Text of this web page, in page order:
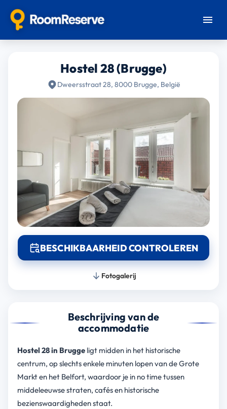
Hostel 28 (Brugge)
Dweersstraat 28, 8000 Brugge, België
BESCHIKBAARHEID CONTROLEREN
Fotogalerij
Beschrijving van de
accommodatie
Hostel 28 in Bruggeligt midden in het historische
centrum, op slechts enkele minuten lopen van de Grote
Markt en het Belfort, waardoor je in no time tussen
middeleeuwse straten, cafés en historische
bezienswaardigheden staat.